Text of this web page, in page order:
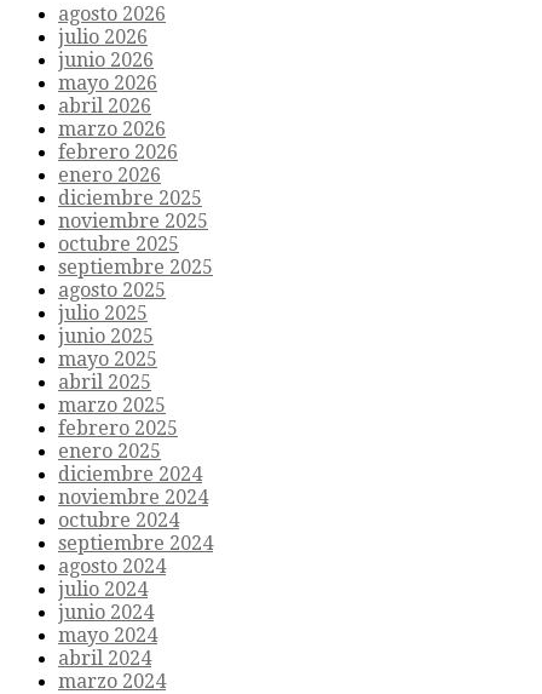
agosto 2026
julio 2026
junio 2026
mayo 2026
abril 2026
marzo 2026
febrero 2026
enero 2026
diciembre 2025
noviembre 2025
octubre 2025
septiembre 2025
agosto 2025
julio 2025
junio 2025
mayo 2025
abril 2025
marzo 2025
febrero 2025
enero 2025
diciembre 2024
noviembre 2024
octubre 2024
septiembre 2024
agosto 2024
julio 2024
junio 2024
mayo 2024
abril 2024
marzo 2024